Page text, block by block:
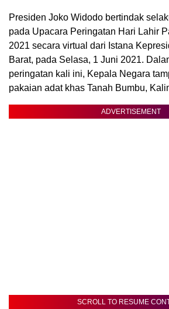
Presiden Joko Widodo bertindak
pada Upacara Peringatan Hari Lahir
2021 secara virtual dari Istana
Barat, pada Selasa, 1 Juni 2021.
peringatan kali ini, Kepala Negara
pakaian adat khas Tanah Bumbu,
ADVERTISEMENT
SCROLL TO RESUME